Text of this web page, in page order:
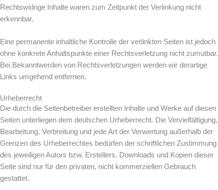
Rechtswidrige Inhalte waren zum Zeitpunkt der Verlinkung nicht
erkennbar.
Eine permanente inhaltliche Kontrolle der verlinkten Seiten ist jedoch
ohne konkrete Anhaltspunkte einer Rechtsverletzung nicht zumutbar.
Bei Bekanntwerden von Rechtsverletzungen werden wir derartige
Links umgehend entfernen.
Urheberrecht
Die durch die Seitenbetreiber erstellten Inhalte und Werke auf diesen
Seiten unterliegen dem deutschen Urheberrecht. Die Vervielfältigung,
Bearbeitung, Verbreitung und jede Art der Verwertung außerhalb der
Grenzen des Urheberrechtes bedürfen der schriftlichen Zustimmung
des jeweiligen Autors bzw. Erstellers. Downloads und Kopien dieser
Seite sind nur für den privaten, nicht kommerziellen Gebrauch
gestattet.